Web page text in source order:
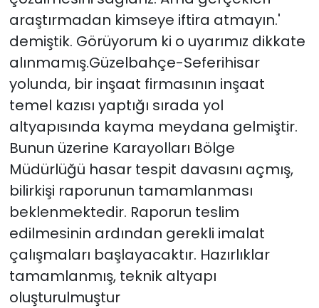
araştırmadan kimseye iftira atmayın.'
demiştik. Görüyorum ki o uyarımız dikkate
alınmamış.Güzelbahçe-Seferihisar
yolunda, bir inşaat firmasının inşaat
temel kazısı yaptığı sırada yol
altyapısında kayma meydana gelmiştir.
Bunun üzerine Karayolları Bölge
Müdürlüğü hasar tespit davasını açmış,
bilirkişi raporunun tamamlanması
beklenmektedir. Raporun teslim
edilmesinin ardından gerekli imalat
çalışmaları başlayacaktır. Hazırlıklar
tamamlanmış, teknik altyapı
oluşturulmuştur